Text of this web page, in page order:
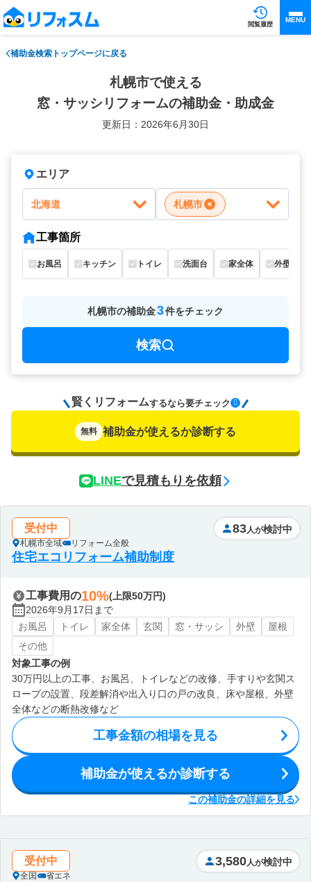
閲覧履歴
MENU
補助金検索トップページに戻る
札幌市で使える
窓・サッシリフォームの補助金・助成金
更新日：2026年6月30日
エリア
北海道 札幌市
工事箇所
お風呂 キッチン トイレ 洗面台 家全体 外壁
札幌市の補助金3件をチェック
検索
賢くリフォームするなら要チェック
無料 補助金が使えるか診断する
LINEで見積もりを依頼
受付中
札幌市全域 リフォーム全般
83 人が検討中
住宅エコリフォーム補助制度
工事費用の10%(上限50万円)
2026年9月17日まで
お風呂
トイレ 家全体 玄関 窓・サッシ 外壁
屋根
その他
対象工事の例
30万円以上の工事、お風呂、トイレなどの改修、手すりや玄関ス
ロープの設置、段差解消や出入り口の戸の改良、床や屋根、外壁
全体などの断熱改修など
工事金額の相場を見る
補助金が使えるか診断する
この補助金の詳細を見る
受付中
全国 省エネ
3,580 人が検討中